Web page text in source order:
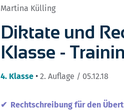
Martina Külling
Diktate und
Klasse -
4. Klasse •2. Auflage / 05.12.18
Rechtschreibung für den